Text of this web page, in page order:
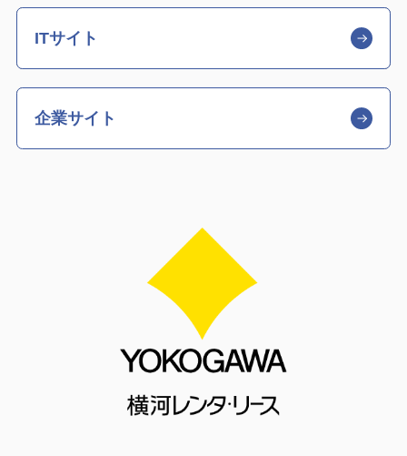
ITサイト
企業サイト